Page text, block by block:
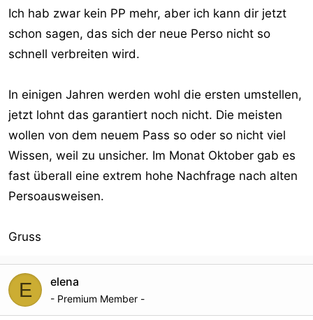
Ich hab zwar kein PP mehr, aber ich kann dir jetzt
schon sagen, das sich der neue Perso nicht so
schnell verbreiten wird.
In einigen Jahren werden wohl die ersten umstellen,
jetzt lohnt das garantiert noch nicht. Die meisten
wollen von dem neuem Pass so oder so nicht viel
Wissen, weil zu unsicher. Im Monat Oktober gab es
fast überall eine extrem hohe Nachfrage nach alten
Persoausweisen.
Gruss
E elena
- Premium Member -